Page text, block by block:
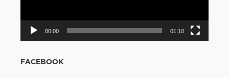
00:00 01:10
FACEBOOK